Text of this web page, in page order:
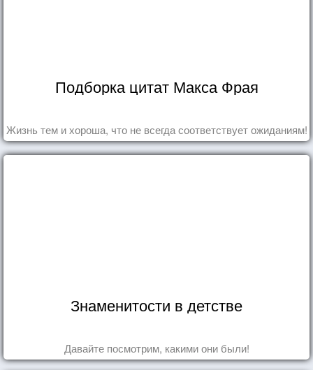
Подборка цитат Макса Фрая
Жизнь тем и хороша, что не всегда соответствует ожиданиям!
Знаменитости в детстве
Давайте посмотрим, какими они были!